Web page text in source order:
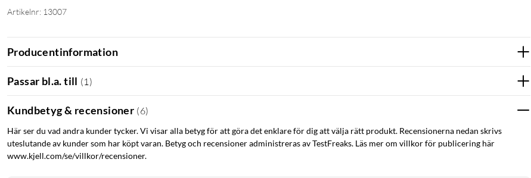
Artikelnr: 13007
Producentinformation
Passar bl.a. till (1 )
Kundbetyg & recensioner (6)
Här ser du vad andra kunder tycker. Vi visar alla betyg för att göra det enklare för dig att välja rätt produkt. Recensionerna nedan skrivs
uteslutande av kunder som har köpt varan. Betyg och recensioner administreras av TestFreaks. Läs mer om villkor för publicering här
www.kjell.com/se/villkor/recensioner.